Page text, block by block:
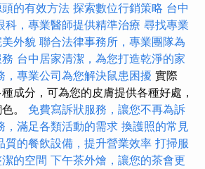
的有效方法 探索數位行銷策略 台中
科，專業醫師提供精準治療 尋找專業
外貌 聯合法律事務所，專業團隊為
台中居家清潔，為您打造乾淨的家
，專業公司為您解決鼠患困擾 實際
成分，可為您的皮膚提供各種好處，
。 免費寫訴狀服務，讓您不再為訴
，滿足各類活動的需求 換護照的常見
質的餐飲設備，提升營業效率 打掃服
的空間 下午茶外燴，讓您的茶會更